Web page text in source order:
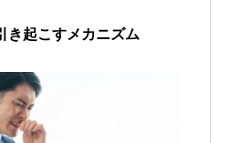
き起こすメカニズム